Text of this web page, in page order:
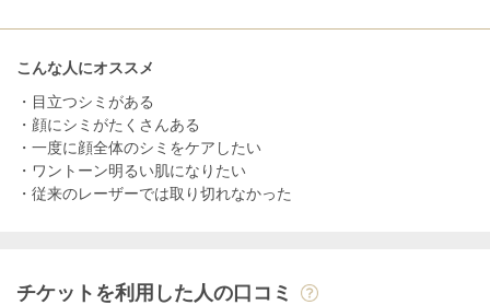
こんな人にオススメ
・目立つシミがある
・顔にシミがたくさんある
・一度に顔全体のシミをケアしたい
・ワントーン明るい肌になりたい
・従来のレーザーでは取り切れなかった
チケットを利用した人の口コミ